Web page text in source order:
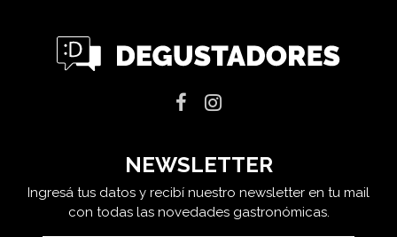
NEWSLETTER
Ingresá tus datos y recibí nuestro newsletter en tu mail
con todas las novedades gastronómicas.